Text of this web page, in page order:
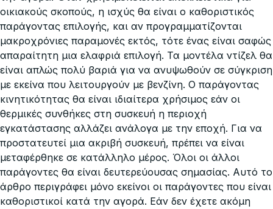
οικιακούς σκοπούς, η ισχύς θα είναι ο καθοριστικός
παράγοντας επιλογής, και αν προγραμματίζονται
μακροχρόνιες παραμονές εκτός, τότε ένας είναι σαφώς
απαραίτητη μια ελαφριά επιλογή. Τα μοντέλα ντίζελ θα
είναι απλώς πολύ βαριά για να ανυψωθούν σε σύγκριση
με εκείνα που λειτουργούν με βενζίνη. Ο παράγοντας
κινητικότητας θα είναι ιδιαίτερα χρήσιμος εάν οι
θερμικές συνθήκες στη συσκευή η περιοχή
εγκατάστασης αλλάζει ανάλογα με την εποχή. Για να
προστατευτεί μια ακριβή συσκευή, πρέπει να είναι
μεταφέρθηκε σε κατάλληλο μέρος. Όλοι οι άλλοι
παράγοντες θα είναι δευτερεύουσας σημασίας. Αυτό το
άρθρο περιγράφει μόνο εκείνοι οι παράγοντες που είναι
καθοριστικοί κατά την αγορά. Εάν δεν έχετε ακόμη